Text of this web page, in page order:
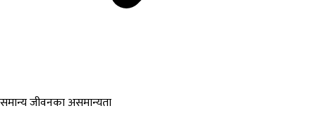
समान्य जीवनका असमान्यता